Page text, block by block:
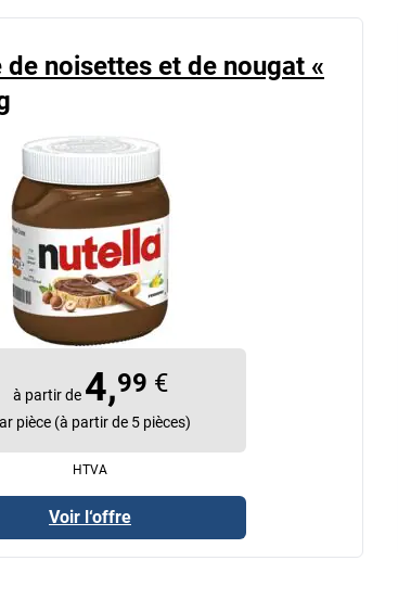
de noisettes et de nougat «
à partir de 4,99 €
pièce (à partir de 5 pièces)
HTVA
Voir l‘offre